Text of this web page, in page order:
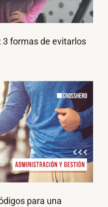
3 formas de evitarlos
para una